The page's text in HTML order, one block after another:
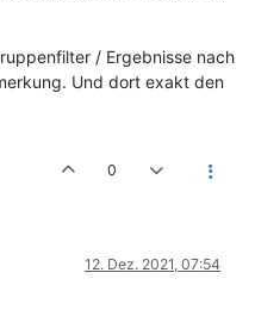
/ Ergebnisse nach
Und dort exakt den
0
12. Dez. 2021, 07:54